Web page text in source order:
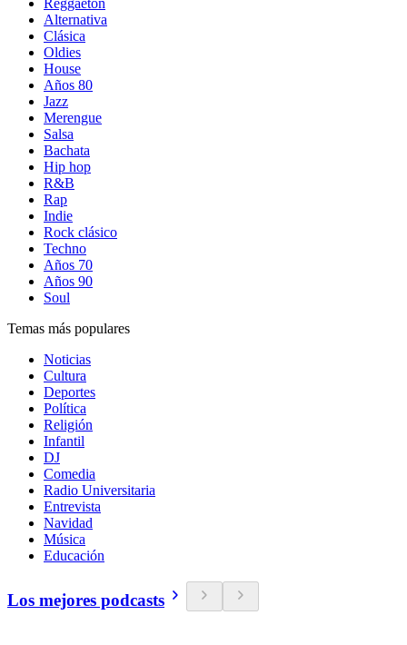
Reggaetón
Alternativa
Clásica
Oldies
House
Años 80
Jazz
Merengue
Salsa
Bachata
Hip hop
R&B
Rap
Indie
Rock clásico
Techno
Años 70
Años 90
Soul
Temas más populares
Noticias
Cultura
Deportes
Política
Religión
Infantil
DJ
Comedia
Radio Universitaria
Entrevista
Navidad
Música
Educación
Los mejores podcasts